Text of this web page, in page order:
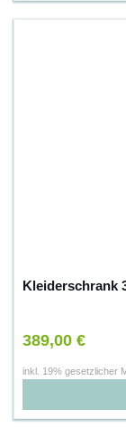
Kleiderschrank
389,00 €
inkl. 19% gesetzlicher